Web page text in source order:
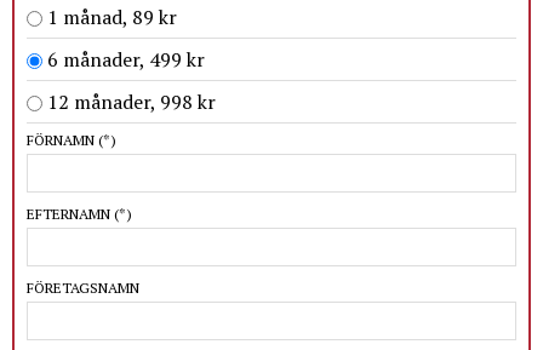
1 månad, 89 kr
6 månader, 499 kr
12 månader, 998 kr
FÖRNAMN (*)
EFTERNAMN (*)
FÖRETAGSNAMN